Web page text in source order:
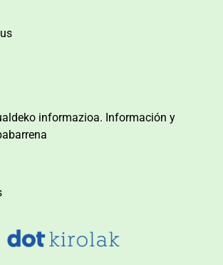
informazioa. Información y